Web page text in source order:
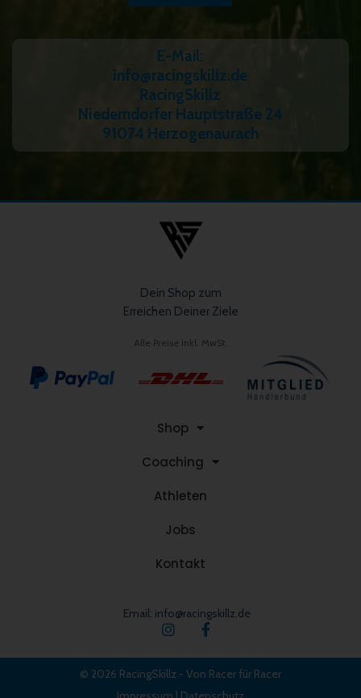
E-Mail:
info@racingskillz.de
RacingSkillz
Niederndorfer Hauptstraße 24
91074 Herzogenaurach
Dein Shop zum
Erreichen Deiner Ziele
Shop
Coaching
Athleten
Jobs
Kontakt
Alle Preise inkl. MwSt.
Email: info@racingskillz.de
© 2026 RacingSkillz - Von Racer für Racer